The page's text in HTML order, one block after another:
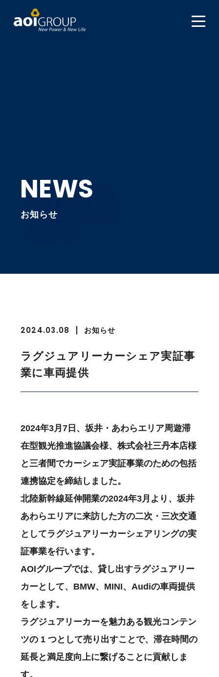
NEWS
お知らせ
2024.03.08 お知らせ
ラグジュアリーカーシェア実証事
業に車両提供
2024年3月7日、坂井・あわらエリア周遊滞
在型観光推進協議会様、株式会社三丹本店様
と三者間でカーシェア実証事業のための包括
連携協定を締結しました。
北陸新幹線延伸開業の2024年3月より、坂井
あわらエリアに来訪した方の二次・三次交通
としてラグジュアリーカーシェアリングの実
証事業を行います。
AOIグループでは、貸し出すラグジュアリー
カーとして、BMW、MINI、Audiの車両提供
をします。
ラグジュアリーカーを魅力ある観光コンテン
ツの 1 つとして売り出すことで、滞在時間の
延長と満足度向上に繋げることに貢献しま
す。